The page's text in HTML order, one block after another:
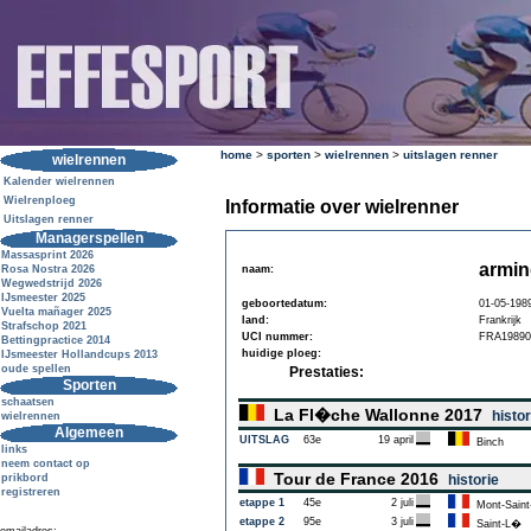
wielrennen
Kalender wielrennen
Wielrenploeg
Uitslagen renner
Managerspellen
Massasprint 2026
Rosa Nostra 2026
Wegwedstrijd 2026
IJsmeester 2025
Vuelta mañager 2025
Strafschop 2021
Bettingpractice 2014
IJsmeester Hollandcups 2013
oude spellen
Sporten
schaatsen
wielrennen
Algemeen
links
neem contact op
prikbord
registreren
home > sporten > wielrennen > uitslagen renner
Informatie over wielrenner
naam:
geboortedatum:
01-05-
land:
Frankrijk
UCI nummer:
huidige ploeg:
Prestaties:
La Fl�che Wallonne 2017
UITSLAG 63e 19 april Binch
Tour de France 2016 historie
etappe 1 45e 2 juli
Mont-
etappe 2
95e 3 juli
Saint-L�